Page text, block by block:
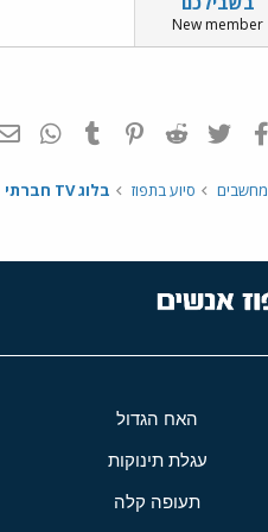
New member
פייסבוק Twitter
Reddit
Pinterest
Tumblr
מחשבים סיוע בתפוז בלוג TV חברתי
האח הגדול
עגלת תינוקות
תעופה קלה